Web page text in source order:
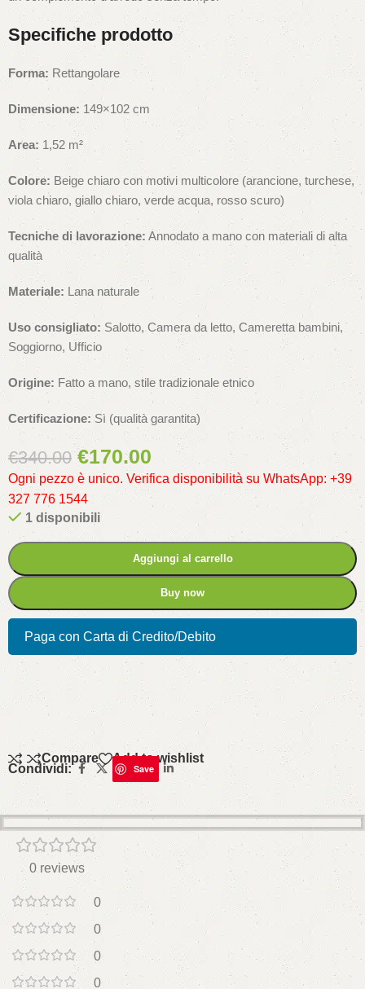
Specifiche prodotto
Forma: Rettangolare
Dimensione: 149×102 cm
Area: 1,52 m²
Colore: Beige chiaro con motivi multicolore (arancione, turchese,
viola chiaro, giallo chiaro, verde acqua, rosso scuro)
Tecniche di lavorazione: Annodato a mano con materiali di alta
qualità
Materiale: Lana naturale
Uso consigliato: Salotto, Camera da letto, Cameretta bambini,
Soggiorno, Ufficio
Origine: Fatto a mano, stile tradizionale etnico
Certificazione: Sì (qualità garantita)
€340.00 €170.00
Ogni pezzo è unico. Verifica disponibilità su WhatsApp: +39
327 776 1544
1 disponibili
Aggiungi al carrello
Buy now
Paga con Carta di Credito/Debito
Compare Add to wishlist
Condividi: Save
0 reviews
0
0
0
0